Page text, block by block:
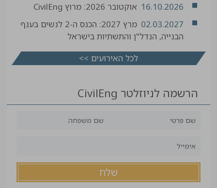
16.10.2026 אוקטובר 2026: מרוץ CivilEng
02.03.2027
מרץ 2027: הכנס ה-2 לנשים בענף
הבנייה, הנדל"ן והתשתיות בישראל
לכל האירועים >>
הרשמה לניוזלטר CivilEng